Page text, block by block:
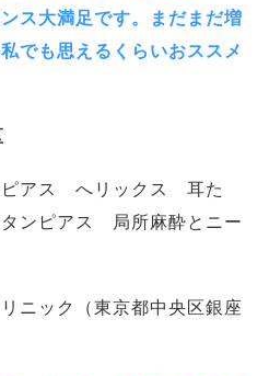
ス大満足です。まだまだ増
でも思えるくらいおススメ
ピアス へリックス 耳た
ンピアス 局所麻酔とニー
ニック（東京都中央区銀座